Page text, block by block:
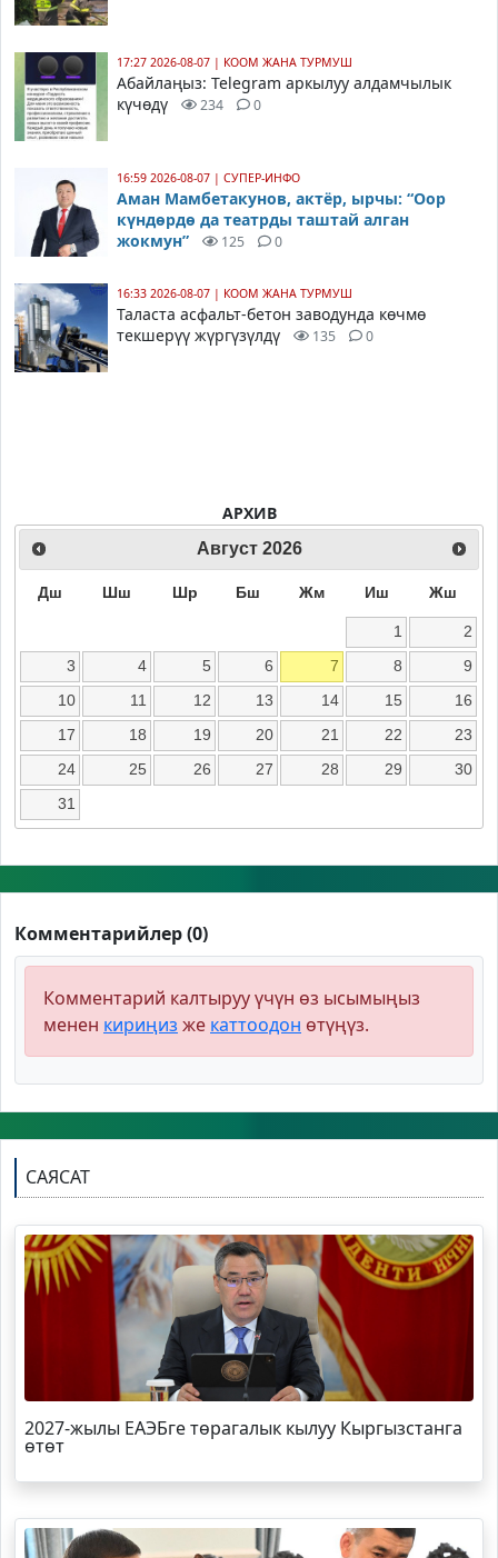
17:27 2026-08-07 | КООМ ЖАНА ТУРМУШ
Абайлаңыз: Telegram аркылуу алдамчылык
күчөдү
234 0
16:59 2026-08-07 | СУПЕР-ИНФО
Аман Мамбетакунов, актёр, ырчы: “Оор
күндөрдө да театрды таштай алган
жокмун”
125 0
16:33 2026-08-07 | КООМ ЖАНА ТУРМУШ
Таласта асфальт-бетон заводунда көчмө
текшерүү жүргүзүлдү
135 0
АРХИВ
Август 2026
Дш Шш Шр Бш Жм Иш Жш
1
2
3
4 5 6 7 8
9
10
11 12 13 14 15
16
17
18 19 20 21 22
23
24
25 26 27 28 29
30
31
Комментарийлер (0)
Комментарий калтыруу үчүн өз ысымыңыз
менен кириңиз же каттоодон өтүңүз.
САЯСАТ
2027-жылы ЕАЭБге төрагалык кылуу Кыргызстанга
өтөт